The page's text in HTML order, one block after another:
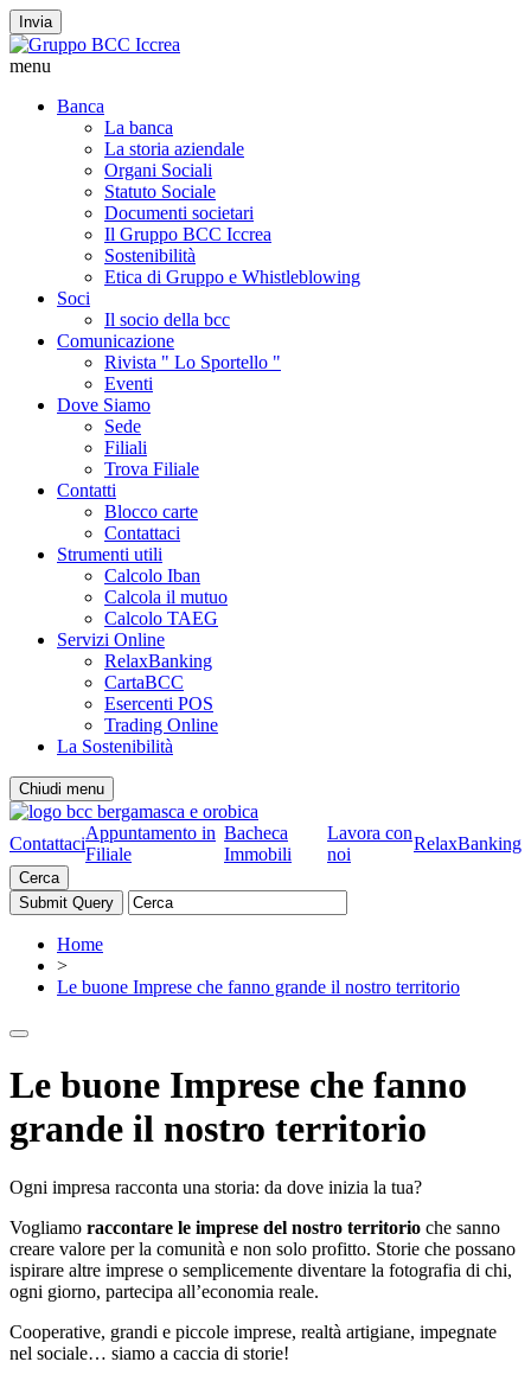
Invia
menu
Banca
La banca
La storia aziendale
Organi Sociali
Statuto Sociale
Documenti societari
Il Gruppo BCC Iccrea
Sostenibilità
Etica di Gruppo e Whistleblowing
Soci
Il socio della bcc
Comunicazione
Rivista " Lo Sportello "
Eventi
Dove Siamo
Sede
Filiali
Trova Filiale
Contatti
Blocco carte
Contattaci
Strumenti utili
Calcolo Iban
Calcola il mutuo
Calcolo TAEG
Servizi Online
RelaxBanking
CartaBCC
Esercenti POS
Trading Online
La Sostenibilità
Chiudi menu
Contattaci
Appuntamento in
Filiale
Bacheca
Immobili
Lavora con
noi
RelaxBanking
Cerca
Home
>
Le buone Imprese che fanno grande il nostro territorio
Le buone Imprese che fanno
grande il nostro territorio
Ogni impresa racconta una storia: da dove inizia la tua?
Vogliamo raccontare le imprese del nostro territorio che sanno
creare valore per la comunità e non solo profitto. Storie che possano
ispirare altre imprese o semplicemente diventare la fotografia di chi,
ogni giorno, partecipa all’economia reale.
Cooperative, grandi e piccole imprese, realtà artigiane, impegnate
nel sociale… siamo a caccia di storie!